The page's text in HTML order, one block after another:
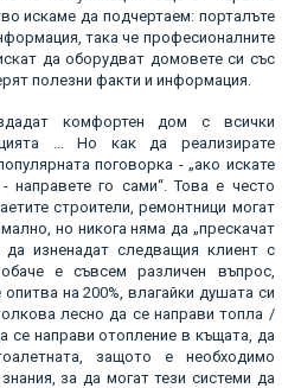
искаме да подчертаем: порталъте
така че професионалните
да оборудват домовете си със
полезни факти и информация.
комфортен дом с всички
... Но как да реализирате
поговорка - „ако искате
направете го сами“. Това е често
строители, ремонтници могат
но никога няма да „прескачат
да изненадат следващия клиент с
е съвсем различен въпрос,
на 200%, влагайки душата си
лесно да се направи топла /
се направи отопление в къщата, да
защото е необходимо
за да могат тези системи да